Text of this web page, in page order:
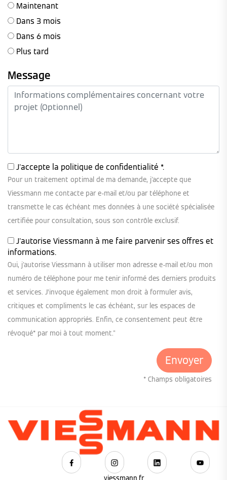
Maintenant
Dans 3 mois
Dans 6 mois
Plus tard
Message
J'accepte la politique de confidentialité *.
Pour un traitement optimal de ma demande, j'accepte que
Viessmann me contacte par e-mail et/ou par téléphone et
transmette le cas échéant mes données à une société spécialisée
certifiée pour consultation, sous son contrôle exclusif.
J'autorise Viessmann à me faire parvenir ses offres et
informations.
Oui, j'autorise Viessmann à utiliser mon adresse e-mail et/ou mon
numéro de téléphone pour me tenir informé des derniers produits
et services. J’invoque également mon droit à formuler avis,
critiques et compliments le cas échéant, sur les espaces de
communication appropriés. Enfin, ce consentement peut être
révoqué* par moi à tout moment."
* Champs obligatoires
viessmann.fr